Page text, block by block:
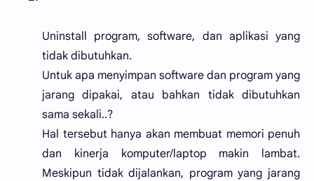
Uninstall program, software, dan aplikasi yang
tidak dibutuhkan.
Untuk apa menyimpan software dan program yang
jarang dipakai, atau bahkan tidak dibutuhkan
sama sekali..?
Hal tersebut hanya akan membuat memori penuh
dan kinerja komputer/laptop makin lambat.
Meskipun tidak dijalankan, program yang jarang